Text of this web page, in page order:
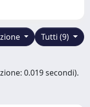
Tutti (9)
0.019 secondi).